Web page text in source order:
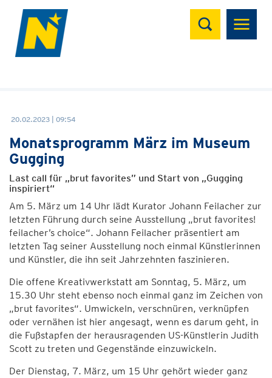
Suchen
20.02.2023 | 09:54
Monatsprogramm März im Museum
Gugging
Last call für „brut favorites” und Start von „Gugging
inspiriert“
Am 5. März um 14 Uhr lädt Kurator Johann Feilacher zur
letzten Führung durch seine Ausstellung „brut favorites!
feilacher’s choice“. Johann Feilacher präsentiert am
letzten Tag seiner Ausstellung noch einmal Künstlerinnen
und Künstler, die ihn seit Jahrzehnten faszinieren.
Die offene Kreativwerkstatt am Sonntag, 5. März, um
15.30 Uhr steht ebenso noch einmal ganz im Zeichen von
„brut favorites“. Umwickeln, verschnüren, verknüpfen
oder vernähen ist hier angesagt, wenn es darum geht, in
die Fußstapfen der herausragenden US-Künstlerin Judith
Scott zu treten und Gegenstände einzuwickeln.
Der Dienstag, 7. März, um 15 Uhr gehört wieder ganz